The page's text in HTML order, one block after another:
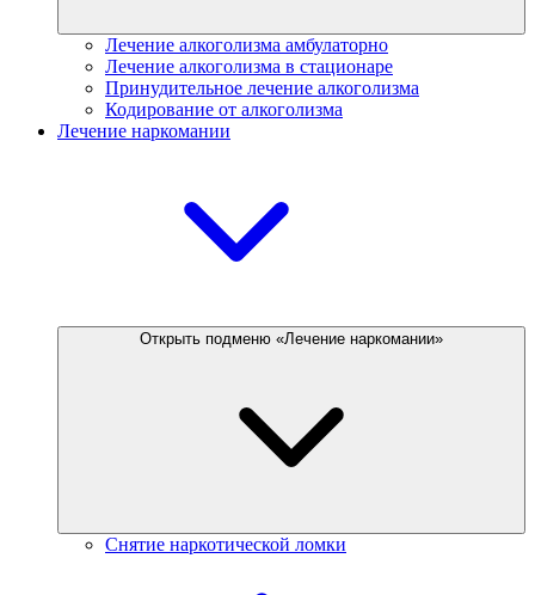
Лечение алкоголизма амбулаторно
Лечение алкоголизма в стационаре
Принудительное лечение алкоголизма
Кодирование от алкоголизма
Лечение наркомании
Открыть подменю «Лечение наркомании»
Снятие наркотической ломки